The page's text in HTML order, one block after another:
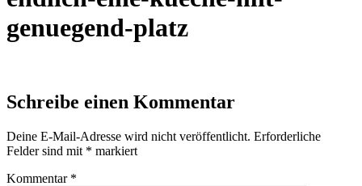
genuegend-platz
Schreibe einen Kommentar
Deine E-Mail-Adresse wird nicht veröffentlicht. Erforderliche
Felder sind mit * markiert
Kommentar *